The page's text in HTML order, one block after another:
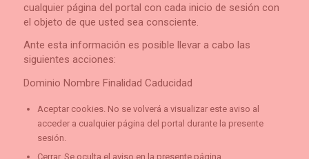
cualquier página del portal con cada inicio de sesión con
el objeto de que usted sea consciente.
Ante esta información es posible llevar a cabo las
siguientes acciones:
Dominio Nombre Finalidad Caducidad
Aceptar cookies. No se volverá a visualizar este aviso al
acceder a cualquier página del portal durante la presente
sesión.
Cerrar. Se oculta el aviso en la presente página.